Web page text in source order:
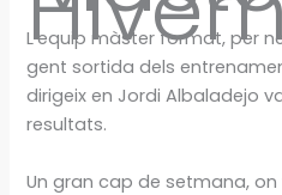
L’equip màster format, per
gent sortida dels
dirigeix en Jordi Albaladejo
resultats.
Un gran cap de setmana,